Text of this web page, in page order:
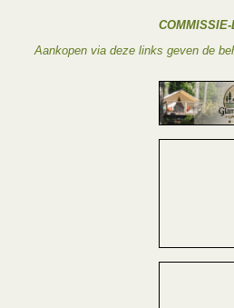
Aankopen via deze links geven de